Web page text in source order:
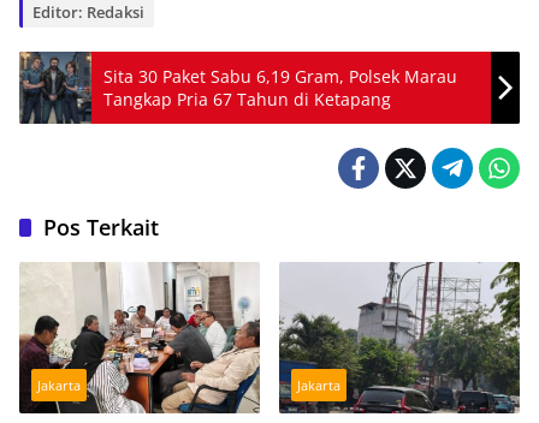
Editor: Redaksi
Sita 30 Paket Sabu 6,19 Gram, Polsek Marau
Tangkap Pria 67 Tahun di Ketapang
Pos Terkait
Jakarta Jakarta